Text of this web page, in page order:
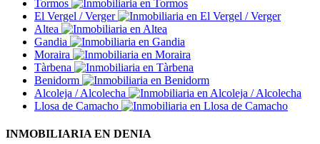
Tormos
El Vergel / Verger
Altea
Gandia
Moraira
Tàrbena
Benidorm
Alcoleja / Alcolecha
Llosa de Camacho
INMOBILIARIA EN DENIA